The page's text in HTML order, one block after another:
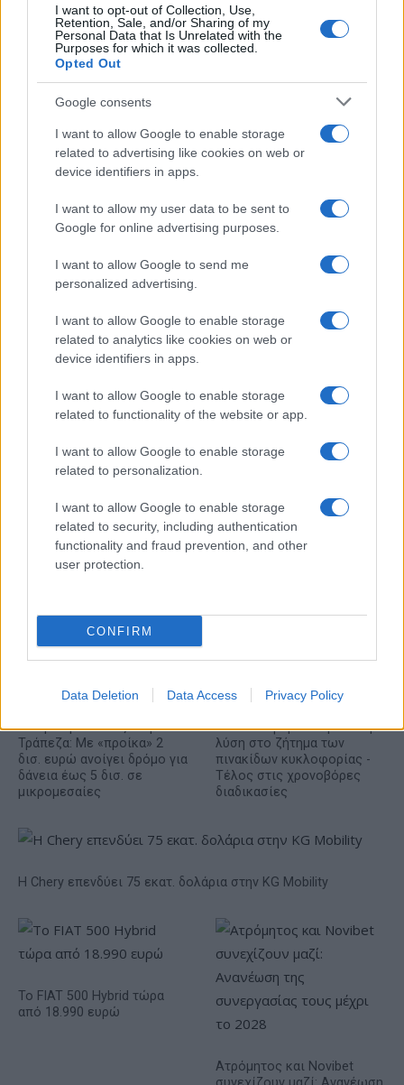
I want to opt-out of Collection, Use,
Retention, Sale, and/or Sharing of my
Personal Data that Is Unrelated with the
Purposes for which it was collected.
Opted Out
Google consents
I want to allow Google to enable storage
related to advertising like cookies on web or
device identifiers in apps.
I want to allow my user data to be sent to
Google for online advertising purposes.
I want to allow Google to send me
personalized advertising.
I want to allow Google to enable storage
related to analytics like cookies on web or
device identifiers in apps.
I want to allow Google to enable storage
related to functionality of the website or app.
I want to allow Google to enable storage
related to personalization.
I want to allow Google to enable storage
related to security, including authentication
functionality and fraud prevention, and other
user protection.
CONFIRM
Data Deletion Data Access Privacy Policy
Η Toyota φέρνει νέα γενιά
μπαταριών για τα υβριδικά
Σε κινεζική… πολιορκία η
Νέο Audi A2 e-tron με στόχο την κορυφή της
προετοιμασίας και τα
φιλικά
Θεσσαλονίκη ο ΡαϊΚουάν
Γκρέι (vid & pics)
Χρηματιστήριο Αθηνών: Εβδομαδιαία άνοδος 1,76%, κέρδη
23,31% από τις αρχές του έτους
Ελληνική Αναπτυξιακή
Τράπεζα: Με «προίκα» 2
δισ. ευρώ ανοίγει δρόμο για
δάνεια έως 5 δισ. σε
μικρομεσαίες
Υπ. Μεταφορών: Οριστική
λύση στο ζήτημα των
πινακίδων κυκλοφορίας -
Τέλος στις χρονοβόρες
διαδικασίες
Η Chery επενδύει 75 εκατ. δολάρια στην KG Mobility
Το FIAT 500 Hybrid τώρα
από 18.990 ευρώ
Ατρόμητος και Novibet